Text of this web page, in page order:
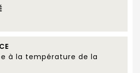
à la température de la